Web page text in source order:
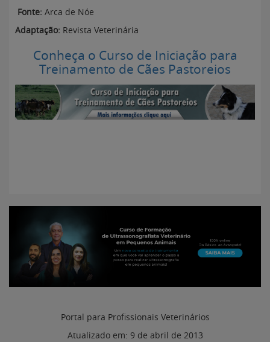
Fonte: Arca de Nóe
Adaptação: Revista Veterinária
Conheça o Curso de Iniciação para
Treinamento de Cães Pastoreios
Portal para Profissionais Veterinários
Atualizado em: 9 de abril de 2013